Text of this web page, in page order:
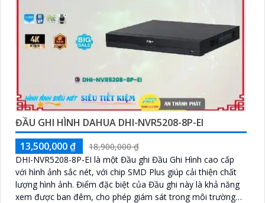
ĐẦU GHI HÌNH DAHUA DHI-NVR5208-8P-EI
13,500,000 ₫
18,900,000 ₫
DHI-NVR5208-8P-EI là một Đầu ghi Đầu Ghi Hình cao cấp
với hình ảnh sắc nét, với chip SMD Plus giúp cải thiện chất
lượng hình ảnh. Điểm đặc biệt của Đầu ghi này là khả năng
xem được ban đêm, cho phép giám sát trong môi trường